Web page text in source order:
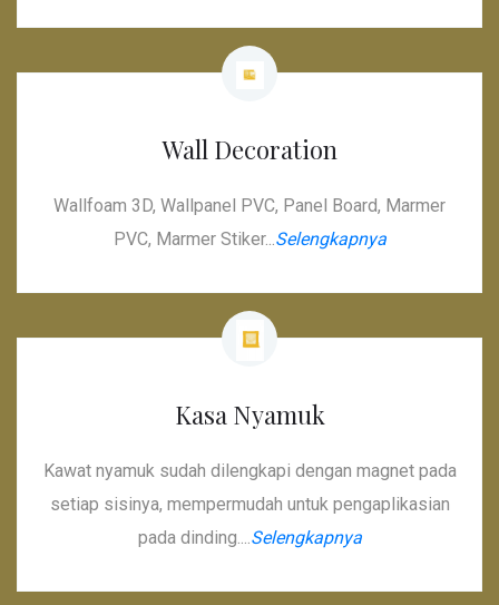
Wall Decoration
Wallfoam 3D, Wallpanel PVC, Panel Board, Marmer
PVC, Marmer Stiker...Selengkapnya
Kasa Nyamuk
Kawat nyamuk sudah dilengkapi dengan magnet pada
setiap sisinya, mempermudah untuk pengaplikasian
pada dinding....Selengkapnya